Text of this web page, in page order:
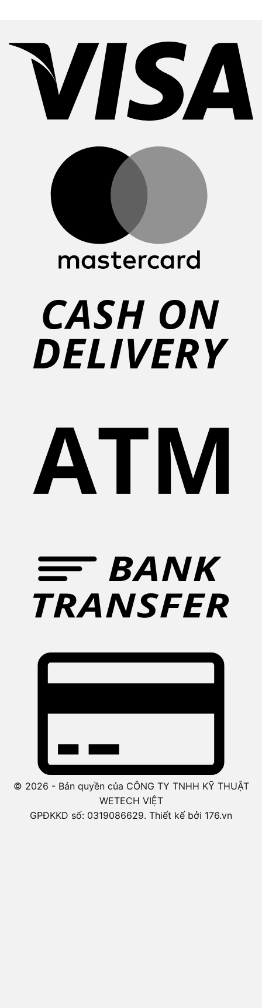
© 2026 - Bản quyền của CÔNG TY TNHH KỸ THUẬT
WETECH VIỆT
GPĐKKD số: 0319086629. Thiết kế bởi 176.vn